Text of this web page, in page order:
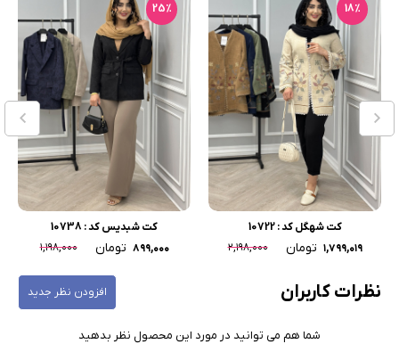
18٪
کت شهگل کد : 10722
۱,۷۹۹,۰۱۹ تومان ۲,۱۹۸,۰۰۰
25٪
کت شبدیس کد : 10738
۸۹۹,۰۰۰ تومان ۱,۱۹۸,۰۰۰
نظرات کاربران افزودن نظر جدید
شما هم می توانید در مورد این محصول نظر بدهید